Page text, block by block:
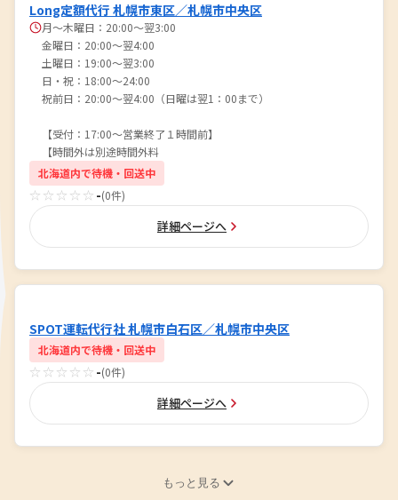
Long定額代行 札幌市東区／札幌市中央区
月〜木曜日：20:00〜翌3:00
金曜日：20:00〜翌4:00
土曜日：19:00〜翌3:00
日・祝：18:00～24:00
祝前日：20:00〜翌4:00（日曜は翌1：00まで）
【受付：17:00～営業終了１時間前】
【時間外は別途時間外料
北海道内で待機・回送中
☆☆☆☆☆ -(0件)
詳細ページへ
SPOT運転代行社 札幌市白石区／札幌市中央区
北海道内で待機・回送中
☆☆☆☆☆ -(0件)
詳細ページへ
もっと見る